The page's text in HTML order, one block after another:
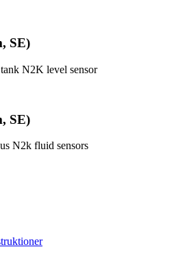
SE)
N2K level sensor
SE)
N2k fluid sensors